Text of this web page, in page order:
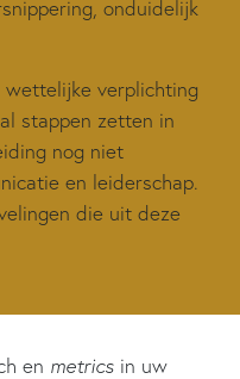
onduidelijk
verplichting
stappen zetten in
nog niet
en leiderschap.
die uit deze
en metrics in uw